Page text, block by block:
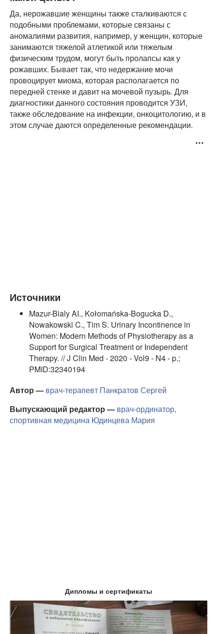
Да, нерожавшие женщины также сталкиваются с
подобными проблемами, которые связаны с
аномалиями развития, например, у женщин, которые
занимаются тяжелой атлетикой или тяжелым
физическим трудом, могут быть пролапсы как у
рожавших. Бывает так, что недержание мочи
провоцирует миома, которая располагается по
передней стенке и давит на мочевой пузырь. Для
диагностики данного состояния проводится УЗИ,
также обследование на инфекции, онкоцитологию, и в
этом случае даются определенные рекомендации.
Источники
Mazur-Bialy AI., Kołomańska-Bogucka D.,
Nowakowski C., Tim S. Urinary Incontinence in
Women: Modern Methods of Physiotherapy as a
Support for Surgical Treatment or Independent
Therapy. // J Clin Med - 2020 - Vol9 - N4 - p.;
PMID:32340194
Автор — врач-терапевт Панкратов Сергей
Выпускающий редактор — врач-ординатор,
спортивная медицина Юдинцева Мария
Дипломы и сертификаты